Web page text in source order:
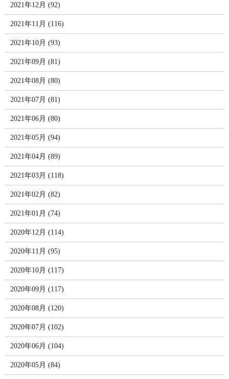
2021年12月 (92)
2021年11月 (116)
2021年10月 (93)
2021年09月 (81)
2021年08月 (80)
2021年07月 (81)
2021年06月 (80)
2021年05月 (94)
2021年04月 (89)
2021年03月 (118)
2021年02月 (82)
2021年01月 (74)
2020年12月 (114)
2020年11月 (95)
2020年10月 (117)
2020年09月 (117)
2020年08月 (120)
2020年07月 (102)
2020年06月 (104)
2020年05月 (84)